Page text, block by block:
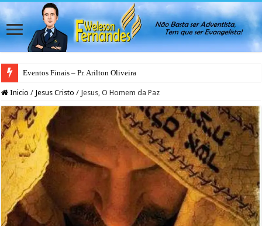
Eventos Finais – Pr. Arilton Oliveira
Inicio / Jesus Cristo / Jesus, O Homem da Paz